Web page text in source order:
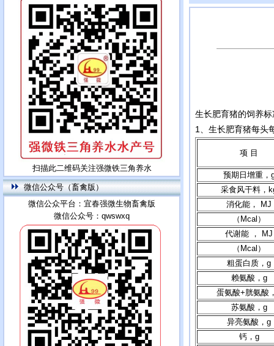
扫描此二维码关注强微铁三角养水
微信公众号（畜禽版）
微信公众平台：宜春强微生物畜禽版
微信公众号：qwswxq
生长肥育猪的饲养标
1、生长肥育猪每头
项 目
预期日增重，
采食风干料，
消化能， MJ
（Mcal）
代谢能 ， MJ
（Mcal）
粗蛋白质，g
赖氨酸，g
蛋氨酸+胱氨酸
苏氨酸，g
异亮氨酸，g
钙，g